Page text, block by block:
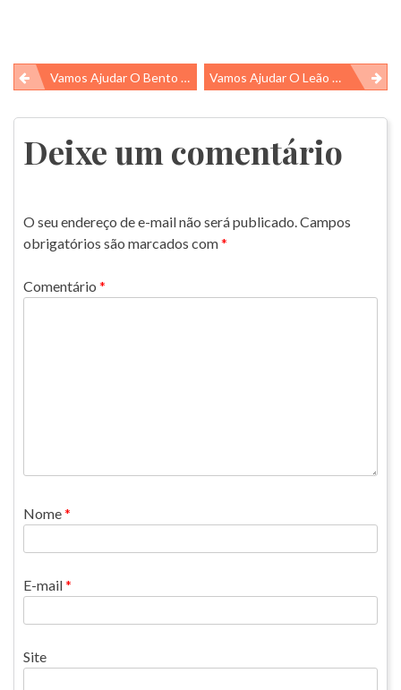
Navegação
de
Post
Vamos Ajudar O Bento A Chegar Até A Lixeira? Vamos Ajudar O Leão Marinho A Chegar Até Os Peixes?
Deixe um comentário
O seu endereço de e-mail não será publicado. Campos
obrigatórios são marcados com*
Comentário *
Nome*
E-mail*
Site